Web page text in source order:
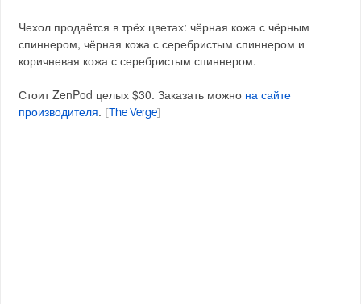
Чехол продаётся в трёх цветах: чёрная кожа с чёрным
спиннером, чёрная кожа с серебристым спиннером и
коричневая кожа с серебристым спиннером.
Стоит ZenPod целых $30. Заказать можно на сайте
производителя. [The Verge]